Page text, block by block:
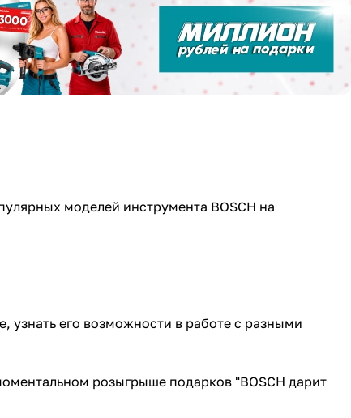
моделей инструмента BOSCH на
узнать его возможности в работе с разными
розыгрыше подарков "BOSCH дарит